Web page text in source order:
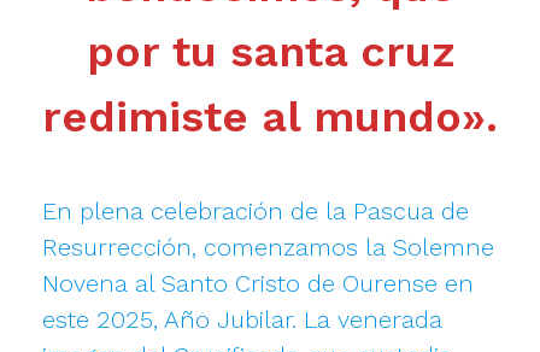
por tu santa cruz
redimiste al mundo».
En plena celebración de la Pascua de
Resurrección, comenzamos la Solemne
Novena al Santo Cristo de Ourense en
este 2025, Año Jubilar. La venerada